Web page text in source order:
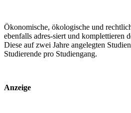
Ökonomische, ökologische und
ebenfalls adres-siert und komplettieren
Diese auf zwei Jahre angelegten
Studierende pro Studiengang.
Anzeige